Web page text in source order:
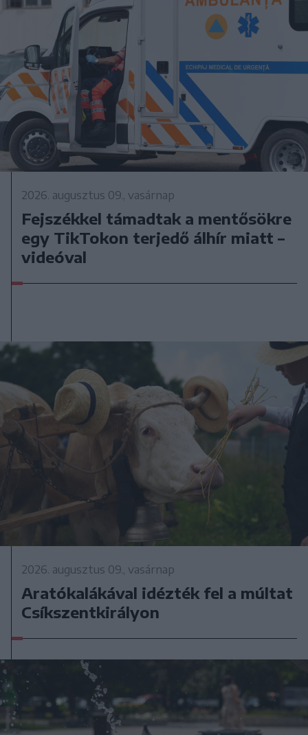
2026. augusztus 09., vasárnap
Fejszékkel támadtak a mentősökre
egy TikTokon terjedő álhír miatt –
videóval
2026. augusztus 09., vasárnap
Aratókalákával idézték fel a múltat
Csíkszentkirályon